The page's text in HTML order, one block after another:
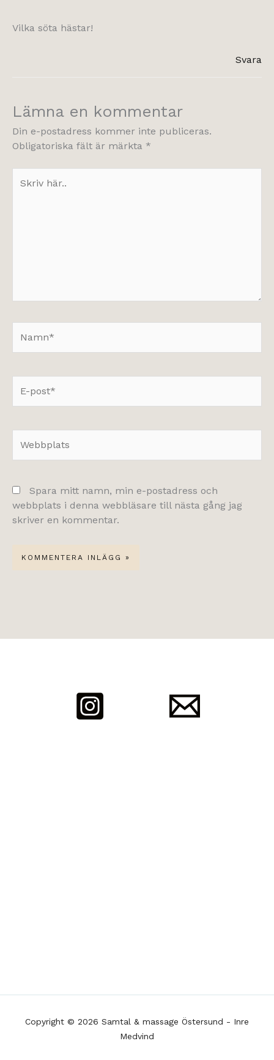
Vilka söta hästar!
Svara
Lämna en kommentar
Din e-postadress kommer inte publiceras.
Obligatoriska fält är märkta *
här..
post*
Spara mitt namn, min e-postadress och
webbplats i denna webbläsare till nästa gång jag
skriver en kommentar.
Copyright © 2026 Samtal & massage Östersund - Inre
Medvind